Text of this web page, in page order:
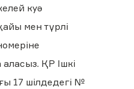
куә
мен түрлі
ҚР Ішкі
17 шілдедегі №